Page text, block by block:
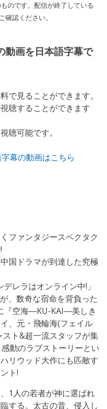
のです。配信が終了している
認ください。
動画を日本語字幕で
で見ることができます。
聴することができます
聴可能です。
幕の動画はこちら
ファンタジースペクタク
国ドラマが到達した究極
レラはオンライン中!」
、数奇な宿命を背負った
『空海―KU-KAI―美しき
、元・飛輪海(フェイル
ト&超一流スタッフが集
動のラブストーリーとい
リウッド大作にも匹敵す
ト!
1人の若者が神に選ばれ
する。太古の昔、侵入し